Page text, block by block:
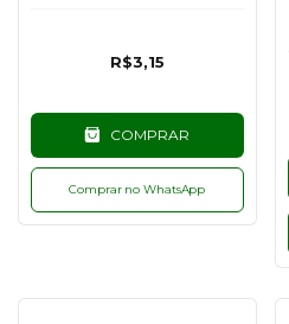
R$3,15
COMPRAR
Comprar no WhatsApp